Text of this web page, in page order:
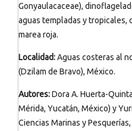
Gonyaulacaceae),
aguas templadas y tropicales,
marea roja.
Localidad:Aguas costeras al
(Dzilam de Bravo), México.
Autores:Dora A. Huerta-
Mérida, Yucatán, México) y
Ciencias Marinas y